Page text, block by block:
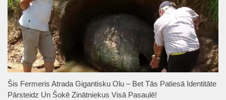
Šis Fermeris Atrada Gigantisku Olu – Bet Tās Patiesā Identitāte
Pārsteidz Un Šokē Zinātniekus Visā Pasaulē!